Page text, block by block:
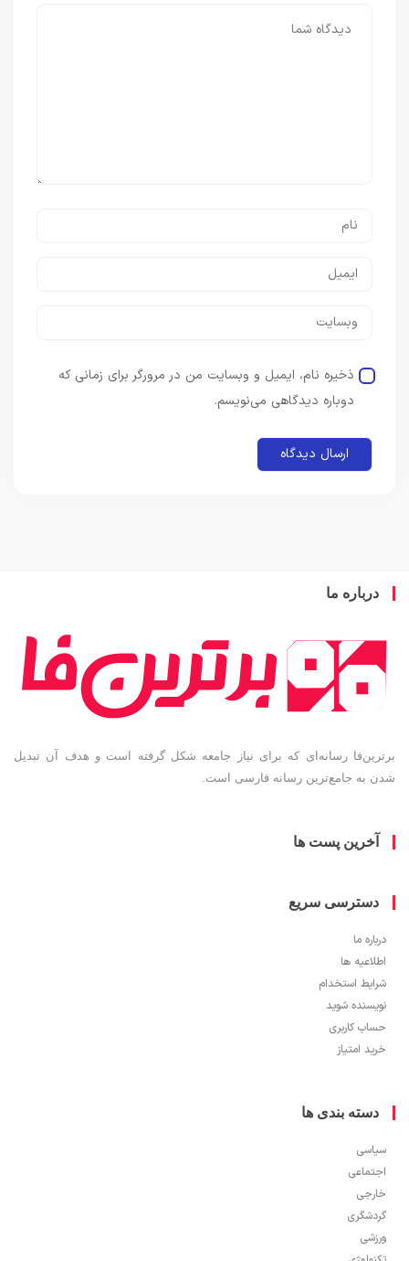
ذخیره نام، ایمیل و وبسایت من در مرورگر برای زمانی که
دوباره دیدگاهی می‌نویسم.
ما
رسانه‌ای که برای نیاز جامعه شکل گرفته است و هدف آن تبدیل
جامع‌ترین رسانه فارسی است.
پست ها
سریع
ها
استخدام
شوید
کاربری
امتیاز
بندی ها